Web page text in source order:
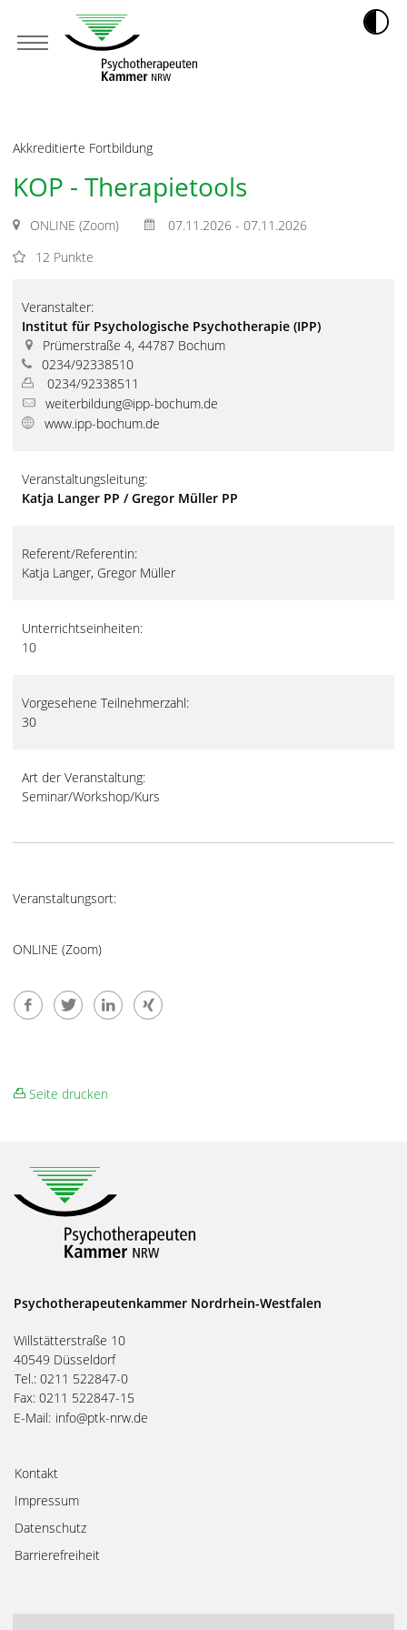
Akkreditierte Fortbildung
KOP - Therapietools
ONLINE (Zoom)
07.11.2026 - 07.11.2026
12 Punkte
Veranstalter:
Institut für Psychologische Psychotherapie (IPP)
Prümerstraße 4, 44787 Bochum
0234/92338510
0234/92338511
weiterbildung@ipp-bochum.de
www.ipp-bochum.de
Veranstaltungsleitung:
Katja Langer PP / Gregor Müller PP
Referent/Referentin:
Katja Langer, Gregor Müller
Unterrichtseinheiten:
10
Vorgesehene Teilnehmerzahl:
30
Art der Veranstaltung:
Seminar/Workshop/Kurs
Veranstaltungsort:
ONLINE (Zoom)
Seite drucken
Psychotherapeutenkammer Nordrhein-Westfalen
Willstätterstraße 10
40549 Düsseldorf
Tel.: 0211 522847-0
Fax: 0211 522847-15
E-Mail: info@ptk-nrw.de
Kontakt
Impressum
Datenschutz
Barrierefreiheit